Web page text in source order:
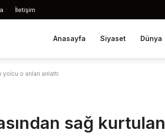
İletişim
Anasayfa Siyaset Dünya
o anları anlattı
sağ kurtulan